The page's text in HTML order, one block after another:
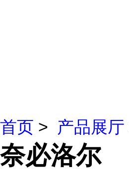
首页 > 产品展厅
奈必洛尔